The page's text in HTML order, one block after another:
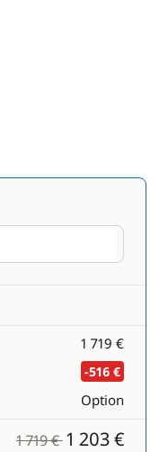
1 719 €
-516 €
Option
1 719 €1 203 €